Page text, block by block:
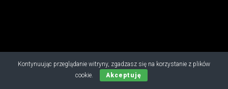
Kontynuując przeglądanie witryny, zgadzasz się na korzystanie z plików
cookie.
Akceptuję